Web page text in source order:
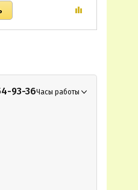
93-36Часы работы